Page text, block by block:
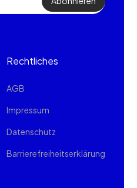
Rechtliches
AGB
Impressum
Datenschutz
Barrierefreiheitserklärung